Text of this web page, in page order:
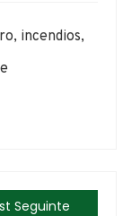
, incendios,
Seguinte